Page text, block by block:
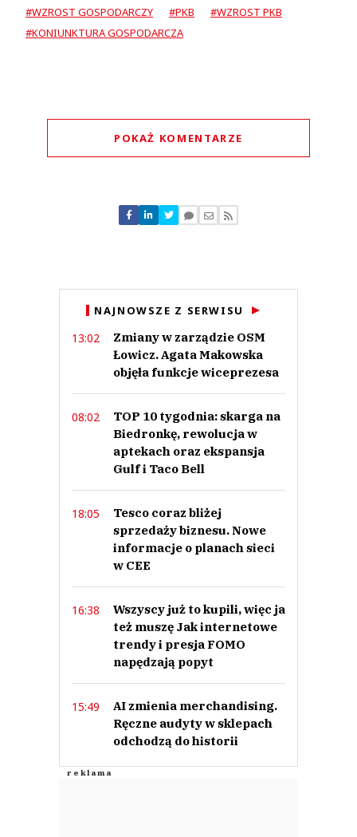
#WZROST GOSPODARCZY
#PKB
#WZROST PKB
#KONIUNKTURA GOSPODARCZA
POKAŻ KOMENTARZE
Nie znaleziono komentarzy
Zostaw swoje komentarze
NAJNOWSZE Z SERWISU
13:02
Zmiany w zarządzie OSM
Łowicz. Agata Makowska
objęła funkcje wiceprezesa
08:02
TOP 10 tygodnia: skarga na
Biedronkę, rewolucja w
aptekach oraz ekspansja
Gulf i Taco Bell
18:05
Tesco coraz bliżej
sprzedaży biznesu. Nowe
informacje o planach sieci
w CEE
16:38
Wszyscy już to kupili, więc ja
też muszę Jak internetowe
trendy i presja FOMO
napędzają popyt
15:49
AI zmienia merchandising.
Ręczne audyty w sklepach
odchodzą do historii